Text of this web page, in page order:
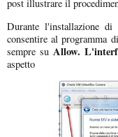
post illustrare il
Durante l'installazione di
consentire al programma di
sempre su Allow.
aspetto